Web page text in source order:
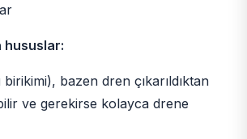
hususlar:
birikimi), bazen dren çıkarıldıktan
ve gerekirse kolayca drene